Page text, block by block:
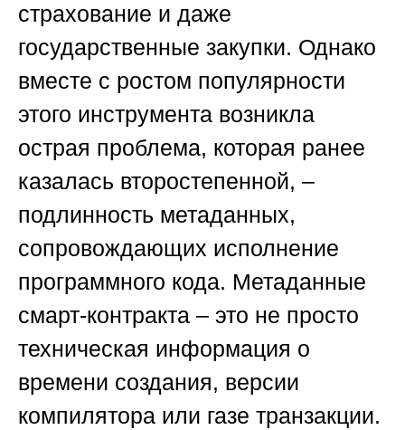
страхование и даже
государственные закупки. Однако
вместе с ростом популярности
этого инструмента возникла
острая проблема, которая ранее
казалась второстепенной, –
подлинность метаданных,
сопровождающих исполнение
программного кода. Метаданные
смарт-контракта – это не просто
техническая информация о
времени создания, версии
компилятора или газе транзакции.